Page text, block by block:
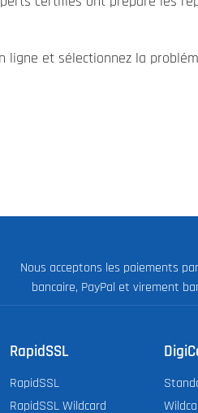
ligne et sélectionnez la
Nous acceptons les paiements
bancaire, PayPal et virement
RapidSSL
RapidSSL
RapidSSL Wildcard